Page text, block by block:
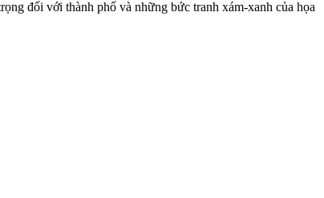
đối với thành phố và những bức tranh xám-xanh của họa